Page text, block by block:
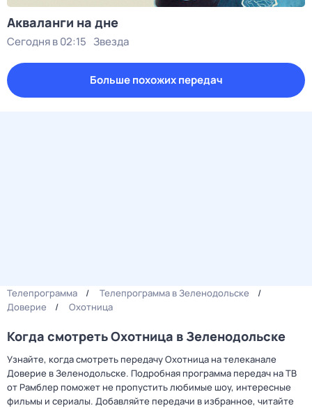
Акваланги на дне
Сегодня в 02:15 Звезда
Больше похожих передач
Телепрограмма
Телепрограмма в Зеленодольске
Доверие
Охотница
Когда смотреть Охотница в Зеленодольске
Узнайте, когда смотреть передачу Охотница на телеканале
Доверие в Зеленодольске. Подробная программа передач на ТВ
от Рамблер поможет не пропустить любимые шоу, интересные
фильмы и сериалы. Добавляйте передачи в избранное, читайте